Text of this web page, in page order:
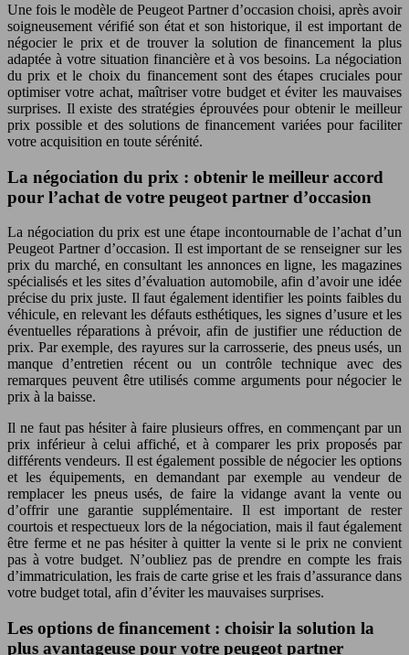
Une fois le modèle de Peugeot Partner d’occasion choisi, après avoir
soigneusement vérifié son état et son historique, il est important de
négocier le prix et de trouver la solution de financement la plus
adaptée à votre situation financière et à vos besoins. La négociation
du prix et le choix du financement sont des étapes cruciales pour
optimiser votre achat, maîtriser votre budget et éviter les mauvaises
surprises. Il existe des stratégies éprouvées pour obtenir le meilleur
prix possible et des solutions de financement variées pour faciliter
votre acquisition en toute sérénité.
La négociation du prix : obtenir le meilleur accord
pour l’achat de votre peugeot partner d’occasion
La négociation du prix est une étape incontournable de l’achat d’un
Peugeot Partner d’occasion. Il est important de se renseigner sur les
prix du marché, en consultant les annonces en ligne, les magazines
spécialisés et les sites d’évaluation automobile, afin d’avoir une idée
précise du prix juste. Il faut également identifier les points faibles du
véhicule, en relevant les défauts esthétiques, les signes d’usure et les
éventuelles réparations à prévoir, afin de justifier une réduction de
prix. Par exemple, des rayures sur la carrosserie, des pneus usés, un
manque d’entretien récent ou un contrôle technique avec des
remarques peuvent être utilisés comme arguments pour négocier le
prix à la baisse.
Il ne faut pas hésiter à faire plusieurs offres, en commençant par un
prix inférieur à celui affiché, et à comparer les prix proposés par
différents vendeurs. Il est également possible de négocier les options
et les équipements, en demandant par exemple au vendeur de
remplacer les pneus usés, de faire la vidange avant la vente ou
d’offrir une garantie supplémentaire. Il est important de rester
courtois et respectueux lors de la négociation, mais il faut également
être ferme et ne pas hésiter à quitter la vente si le prix ne convient
pas à votre budget. N’oubliez pas de prendre en compte les frais
d’immatriculation, les frais de carte grise et les frais d’assurance dans
votre budget total, afin d’éviter les mauvaises surprises.
Les options de financement : choisir la solution la
plus avantageuse pour votre peugeot partner